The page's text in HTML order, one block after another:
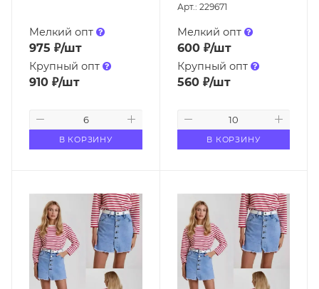
Мелкий опт
975 ₽/шт
Крупный опт
910 ₽/шт
В КОРЗИНУ
Арт.: 229671
Мелкий опт
600₽/шт
Крупный опт
560₽/шт
В КОРЗИНУ